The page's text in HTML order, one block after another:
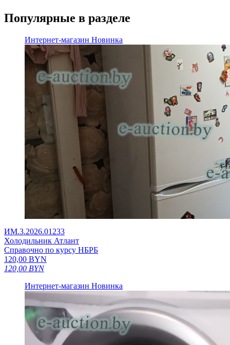
Популярные в разделе
Интернет-магазин Новинка
ИМ.3.2026.01233
Холодильник Атлант
Справочно по курсу НБРБ
120,00 BYN
120,00 BYN
Интернет-магазин Новинка